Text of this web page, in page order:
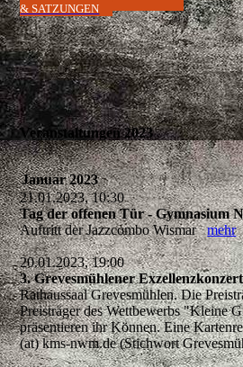
& SATZUNGEN
Veranstaltungen 2023
Januar 2023
21.01.2023, 10:30
Tag der offenen Tür - Gymnasium
Auftritt der Jazzcombo Wismarmehr
20.01.2023, 19:00
3. Grevesmühlener Exzellenzkonzert
Rathaussaal Grevesmühlen. Die
Preisträger des Wettbewerbs "Kleine
präsentieren ihr Können. Eine
(at) kms-nwm.de (Stichwort